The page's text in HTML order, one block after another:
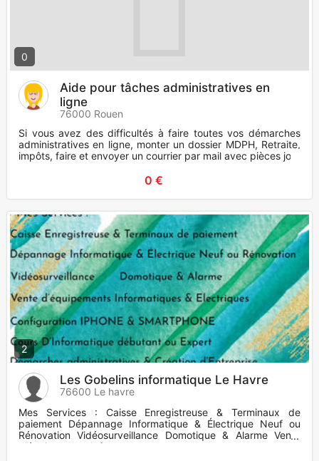
0
Aide pour tâches administratives en
ligne
76000 Rouen
Si vous avez des difficultés à faire toutes vos démarches
administratives en ligne, monter un dossier MDPH, Retraite,
impôts, faire et envoyer un courrier par mail avec pièces join
0 €
2
Les Gobelins informatique Le Havre
76600 Le havre
Mes Services : Caisse Enregistreuse & Terminaux de
paiement Dépannage Informatique & Électrique Neuf ou
Rénovation Vidéosurveillance Domotique & Alarme Vente
d'équipements Inf